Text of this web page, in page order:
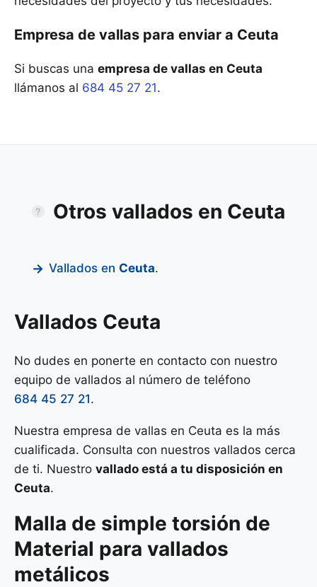
Empresa de vallas para enviar a Ceuta
Si buscas una empresa de vallas en Ceuta
llámanos al 684 45 27 21.
Otros vallados en Ceuta
Vallados en Ceuta.
Vallados Ceuta
No dudes en ponerte en contacto con nuestro
equipo de vallados al número de teléfono
684 45 27 21.
Nuestra empresa de vallas en Ceuta es la más
cualificada. Consulta con nuestros vallados cerca
de ti. Nuestro vallado está a tu disposición en
Ceuta.
Malla de simple torsión de
Material para vallados
metálicos